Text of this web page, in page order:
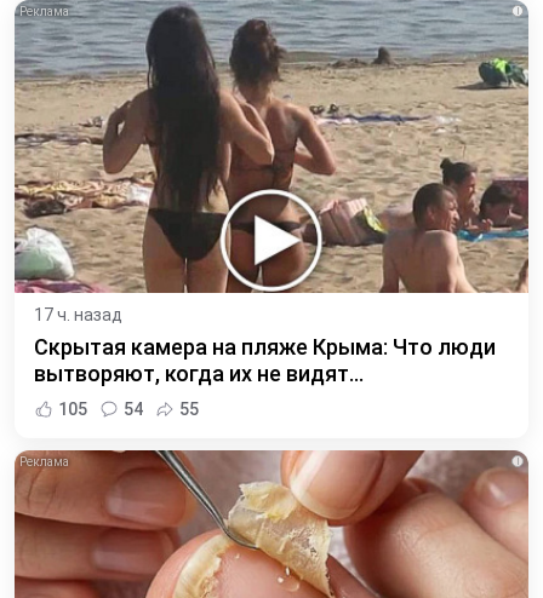
i
17 ч. назад
Скрытая камера на пляже Крыма: Что люди
вытворяют, когда их не видят...
105 54 55
i